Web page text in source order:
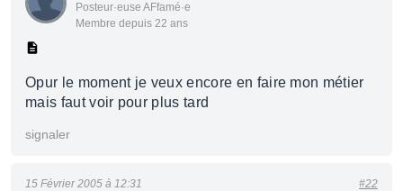
Posteur·euse AFfamé·e
Membre depuis 22 ans
Opur le moment je veux encore en faire mon métier
mais faut voir pour plus tard
signaler
15 Février 2005 à 12:31 #22